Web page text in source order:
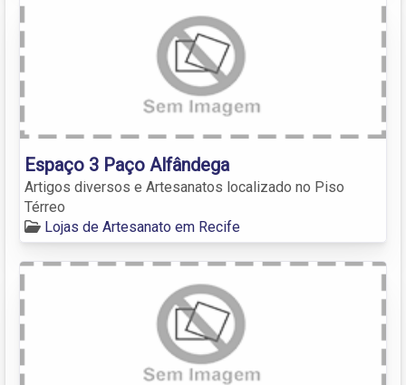
Espaço 3 Paço Alfândega
Artigos diversos e Artesanatos localizado no Piso
Térreo
Lojas de Artesanato em Recife